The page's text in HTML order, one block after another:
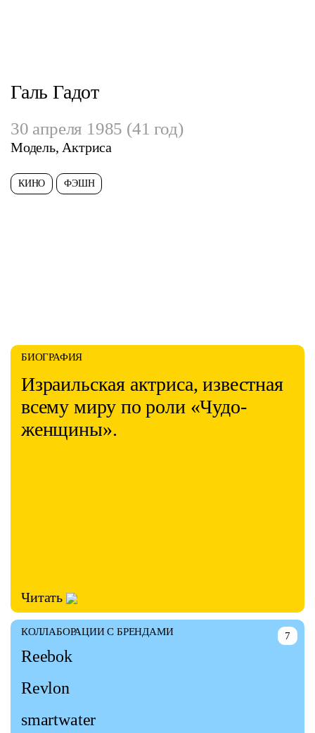
Галь Гадот
30 апреля 1985 (41 год)
Модель, Актриса
КИНО ФЭШН
БИОГРАФИЯ
Израильская актриса, известная
всему миру по роли «Чудо-
женщины».
Читать
7
КОЛЛАБОРАЦИИ С БРЕНДАМИ
Reebok
Revlon
smartwater